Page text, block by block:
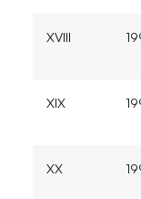
XVIII
XIX
XX